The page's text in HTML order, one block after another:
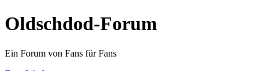
Oldschdod-Forum
Ein Forum von Fans für Fans